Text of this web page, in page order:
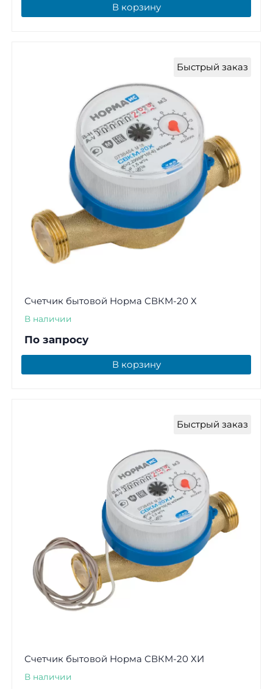
В корзину
Быстрый заказ
Счетчик бытовой Норма СВКМ-20 Х
В наличии
По запросу
В корзину
Быстрый заказ
Счетчик бытовой Норма СВКМ-20 ХИ
В наличии